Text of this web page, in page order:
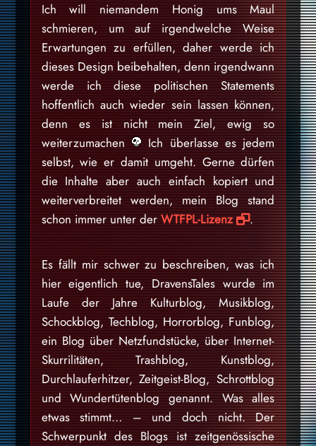
Ich will niemandem Honig ums Maul
schmieren, um auf irgendwelche Weise
Erwartungen zu erfüllen, daher werde ich
dieses Design beibehalten, denn irgendwann
werde ich diese politischen Statements
hoffentlich auch wieder sein lassen können,
denn es ist nicht mein Ziel, ewig so
weiterzumachen
Ich überlasse es jedem
selbst, wie er damit umgeht. Gerne dürfen
die Inhalte aber auch einfach kopiert und
weiterverbreitet werden, mein Blog stand
schon immer unter derWTFPL-Lizenz .
Es fällt mir schwer zu beschreiben, was ich
hier eigentlich tue, DravensTales wurde im
Laufe der Jahre Kulturblog, Musikblog,
Schockblog, Techblog, Horrorblog, Funblog,
ein Blog über Netzfundstücke, über Internet-
Skurrilitäten, Trashblog, Kunstblog,
Durchlauferhitzer, Zeitgeist-Blog, Schrottblog
und Wundertütenblog genannt. Was alles
etwas stimmt… – und doch nicht. Der
Schwerpunkt des Blogs ist zeitgenössische